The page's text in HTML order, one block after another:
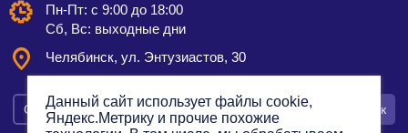
Пн-Пт: с 9:00 до 18:00
Сб, Вс: выходные дни
Челябинск, ул. Энтузиастов, 30
Смотреть на карте Оставить заявку Заказать звонок
Данный сайт использует файлы cookie,
Яндекс.Метрику и прочие похожие